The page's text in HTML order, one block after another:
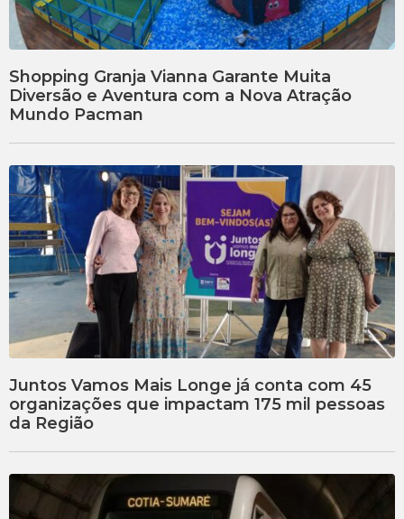
Shopping Granja Vianna Garante Muita
Diversão e Aventura com a Nova Atração
Mundo Pacman
Juntos Vamos Mais Longe já conta com 45
organizações que impactam 175 mil pessoas
da Região